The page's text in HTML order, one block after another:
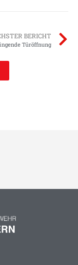
BERICHT
Türöffnung